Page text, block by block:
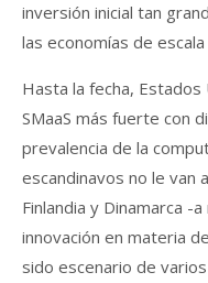
inversión inicial tan
las economías de
Hasta la fecha,
SMaaS más fuerte con
prevalencia de la
escandinavos no le van
Finlandia y Dinamarca -
innovación en materia
sido escenario de